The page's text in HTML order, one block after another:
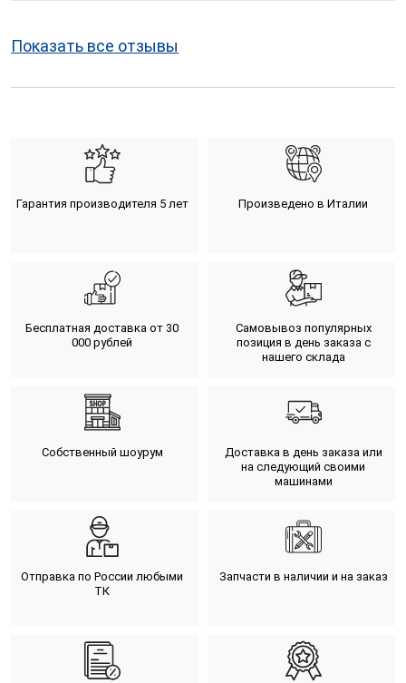
Показать все отзывы
Гарантия производителя 5 лет Произведено в Италии
Бесплатная доставка от 30
000 рублей
Самовывоз популярных
позиция в день заказа с
нашего склада
Собственный шоурум
Доставка в день заказа или
на следующий своими
машинами
Отправка по России любыми
ТК
Запчасти в наличии и на заказ